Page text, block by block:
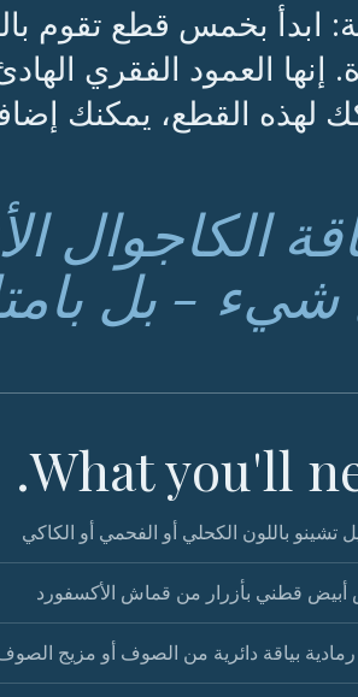
ابدأ بخمس قطع تقوم
إنها العمود الفقري
لهذه القطع، يمكنك
الكاجوال
- بل
What you'll
تشينو باللون الكحلي أو الفحمي أو الكاكي
قطني بأزرار من قماش الأكسفورد
بياقة دائرية من الصوف أو مزيج